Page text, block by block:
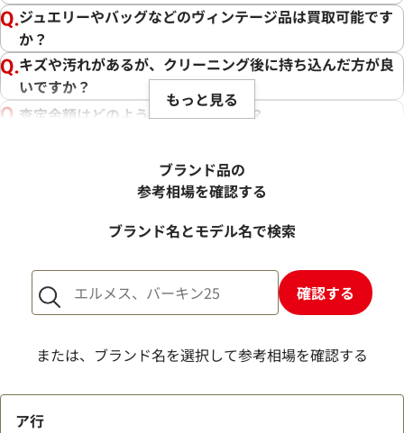
ジュエリーやバッグなどのヴィンテージ品は買取可能です
か？
キズや汚れがあるが、クリーニング後に持ち込んだ方が良
いですか？
査定金額はどのように決まりますか？
売却するか悩んでいるのですが、査定だけお願いできます
1点からでも査定できますか？
もっと見る
ブランド品の
参考相場を確認する
ブランド名とモデル名で検索
確認する
または、ブランド名を選択して参考相場を確認する
ア行